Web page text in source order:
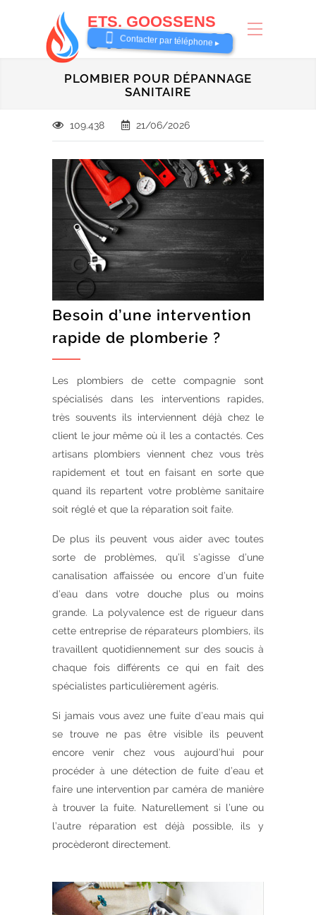
ETS. GOOSSENS
0485 58 62 32
Contacter par téléphone ▸
PLOMBIER POUR DÉPANNAGE
SANITAIRE
109.438 21/06/2026
Besoin d’une intervention
rapide de plomberie ?
Les plombiers de cette compagnie sont
spécialisés dans les interventions rapides,
très souvents ils interviennent déjà chez le
client le jour même où il les a contactés. Ces
artisans plombiers viennent chez vous très
rapidement et tout en faisant en sorte que
quand ils repartent votre problème sanitaire
soit réglé et que la réparation soit faite.
De plus ils peuvent vous aider avec toutes
sorte de problèmes, qu’il s’agisse d’une
canalisation affaissée ou encore d’un fuite
d’eau dans votre douche plus ou moins
grande. La polyvalence est de rigueur dans
cette entreprise de réparateurs plombiers, ils
travaillent quotidiennement sur des soucis à
chaque fois différents ce qui en fait des
spécialistes particulièrement agéris.
Si jamais vous avez une fuite d’eau mais qui
se trouve ne pas être visible ils peuvent
encore venir chez vous aujourd’hui pour
procéder à une détection de fuite d’eau et
faire une intervention par caméra de manière
à trouver la fuite. Naturellement si l’une ou
l’autre réparation est déjà possible, ils y
procèderont directement.